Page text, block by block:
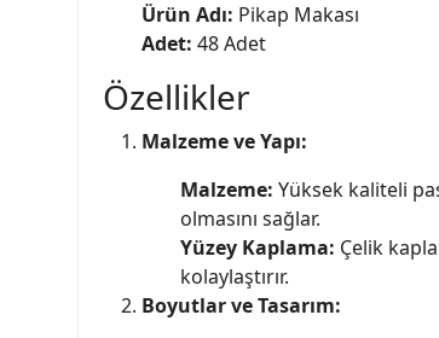
Ürün Adı: Pikap Makası
Adet: 48 Adet
Özellikler
Malzeme ve Yapı:
Malzeme: Yüksek kaliteli
olmasını sağlar.
Yüzey Kaplama: Çelik
kolaylaştırır.
Boyutlar ve Tasarım: